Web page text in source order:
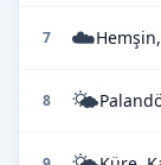
7 ☁️
8 🌤️